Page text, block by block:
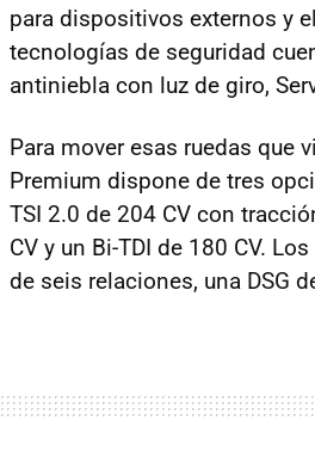
para dispositivos externos y
tecnologías de seguridad
antiniebla con luz de giro,
Para mover esas ruedas que
Premium dispone de tres
TSI 2.0 de 204 CV con
CV y un Bi-TDI de 180 CV.
de seis relaciones, una DSG